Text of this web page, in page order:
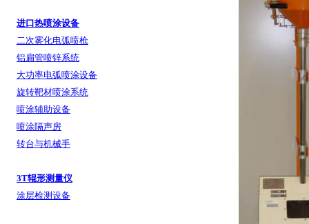
进口热喷涂设备
二次雾化电弧喷枪
铝扁管喷锌系统
大功率电弧喷涂设备
旋转靶材喷涂系统
喷涂辅助设备
喷涂隔声房
转台与机械手
3T辊形测量仪
涂层检测设备